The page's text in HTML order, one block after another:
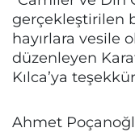
gerçekleştirilen
hayırlara vesile
düzenleyen
Kılca’ya
Ahmet